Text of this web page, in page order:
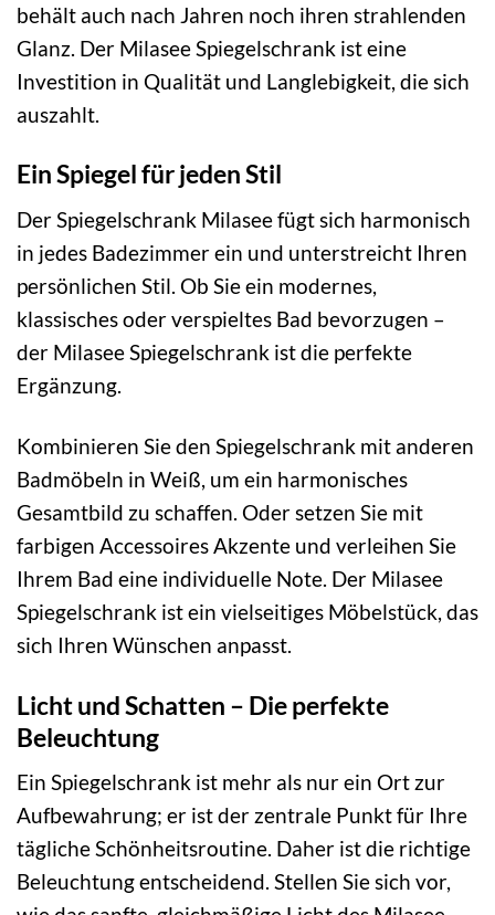
behält auch nach Jahren noch ihren strahlenden
Glanz. Der Milasee Spiegelschrank ist eine
Investition in Qualität und Langlebigkeit, die sich
auszahlt.
Ein Spiegel für jeden Stil
Der Spiegelschrank Milasee fügt sich harmonisch
in jedes Badezimmer ein und unterstreicht Ihren
persönlichen Stil. Ob Sie ein modernes,
klassisches oder verspieltes Bad bevorzugen –
der Milasee Spiegelschrank ist die perfekte
Ergänzung.
Kombinieren Sie den Spiegelschrank mit anderen
Badmöbeln in Weiß, um ein harmonisches
Gesamtbild zu schaffen. Oder setzen Sie mit
farbigen Accessoires Akzente und verleihen Sie
Ihrem Bad eine individuelle Note. Der Milasee
Spiegelschrank ist ein vielseitiges Möbelstück, das
sich Ihren Wünschen anpasst.
Licht und Schatten – Die perfekte
Beleuchtung
Ein Spiegelschrank ist mehr als nur ein Ort zur
Aufbewahrung; er ist der zentrale Punkt für Ihre
tägliche Schönheitsroutine. Daher ist die richtige
Beleuchtung entscheidend. Stellen Sie sich vor,